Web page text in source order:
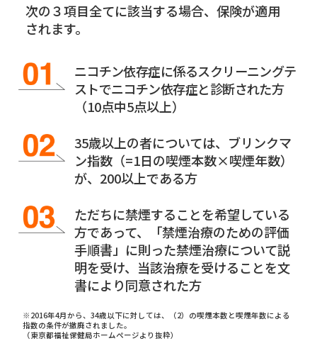
次の３項目全てに該当する場合、保険が適用
されます。
ニコチン依存症に係るスクリーニングテ
ストでニコチン依存症と診断された方
（10点中5点以上）
35歳以上の者については、ブリンクマ
ン指数（=1日の喫煙本数×喫煙年数）
が、200以上である方
ただちに禁煙することを希望している
方であって、「禁煙治療のための評価
手順書」に則った禁煙治療について説
明を受け、当該治療を受けることを文
書により同意された方
※2016年4月から、34歳以下に対しては、（2）の喫煙本数と喫煙年数による
指数の条件が撤廃されました。
（東京都福祉保健局ホームページより抜粋）